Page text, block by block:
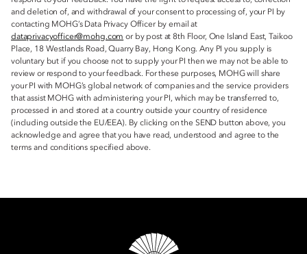
and deletion of, and withdrawal of your consent to processing of, your PI by
contacting MOHG’s Data Privacy Officer by email at
dataprivacyofficer@mohg.com or by post at 8th Floor, One Island East, Taikoo
Place, 18 Westlands Road, Quarry Bay, Hong Kong. Any PI you supply is
voluntary but if you choose not to supply your PI then we may not be able to
review or respond to your feedback. For these purposes, MOHG will share
your PI with MOHG’s global network of companies and the service providers
that assist MOHG with administering your PI, which may be transferred to,
processed in and stored at a country outside your country of residence
(including outside the EU/EEA). By clicking on the SEND button above, you
acknowledge and agree that you have read, understood and agree to the
terms and conditions specified above.